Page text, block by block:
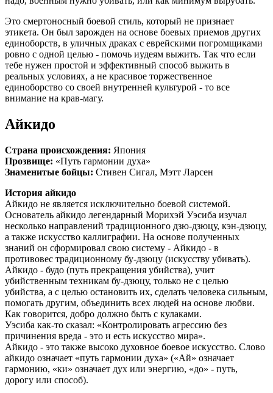
Это смертоносный боевой стиль, который не признает
этикета. Он был зарожден на основе боевых приемов других
единоборств, в уличных драках с еврейскими погромщиками
ровно с одной целью - помочь иудеям выжить. Так что если
тебе нужен простой и эффективный способ выжить в
реальных условиях, а не красивое торжественное
единоборство со своей внутренней культурой - то все
внимание на крав-магу.
Айкидо
Страна происхождения: Япония
Прозвище: «Путь гармонии духа»
Знаменитые бойцы: Стивен Сигал, Мэтт Ларсен
История айкидо
Айкидо не является исключительно боевой системой.
Основатель айкидо легендарный Морихэй Уэсиба изучал
несколько направлений традиционного дзю-дзюцу, кэн-дзюцу,
а также искусство каллиграфии. На основе полученных
знаний он сформировал свою систему - Айкидо - в
противовес традиционному бу-дзюцу (искусству убивать).
Айкидо - будо (путь прекращения убийства), учит
убийственным техникам бу-дзюцу, только не с целью
убийства, а с целью остановить их, сделать человека сильным,
помогать другим, объединить всех людей на основе любви.
Как говорится, добро должно быть с кулаками.
Уэсиба как-то сказал: «Контролировать агрессию без
причинения вреда - это и есть искусство мира».
Айкидо - это также высоко духовное боевое искусство. Слово
айкидо означает «путь гармонии духа» («Ай» означает
гармонию, «ки» означает дух или энергию, «до» - путь,
дорогу или способ).